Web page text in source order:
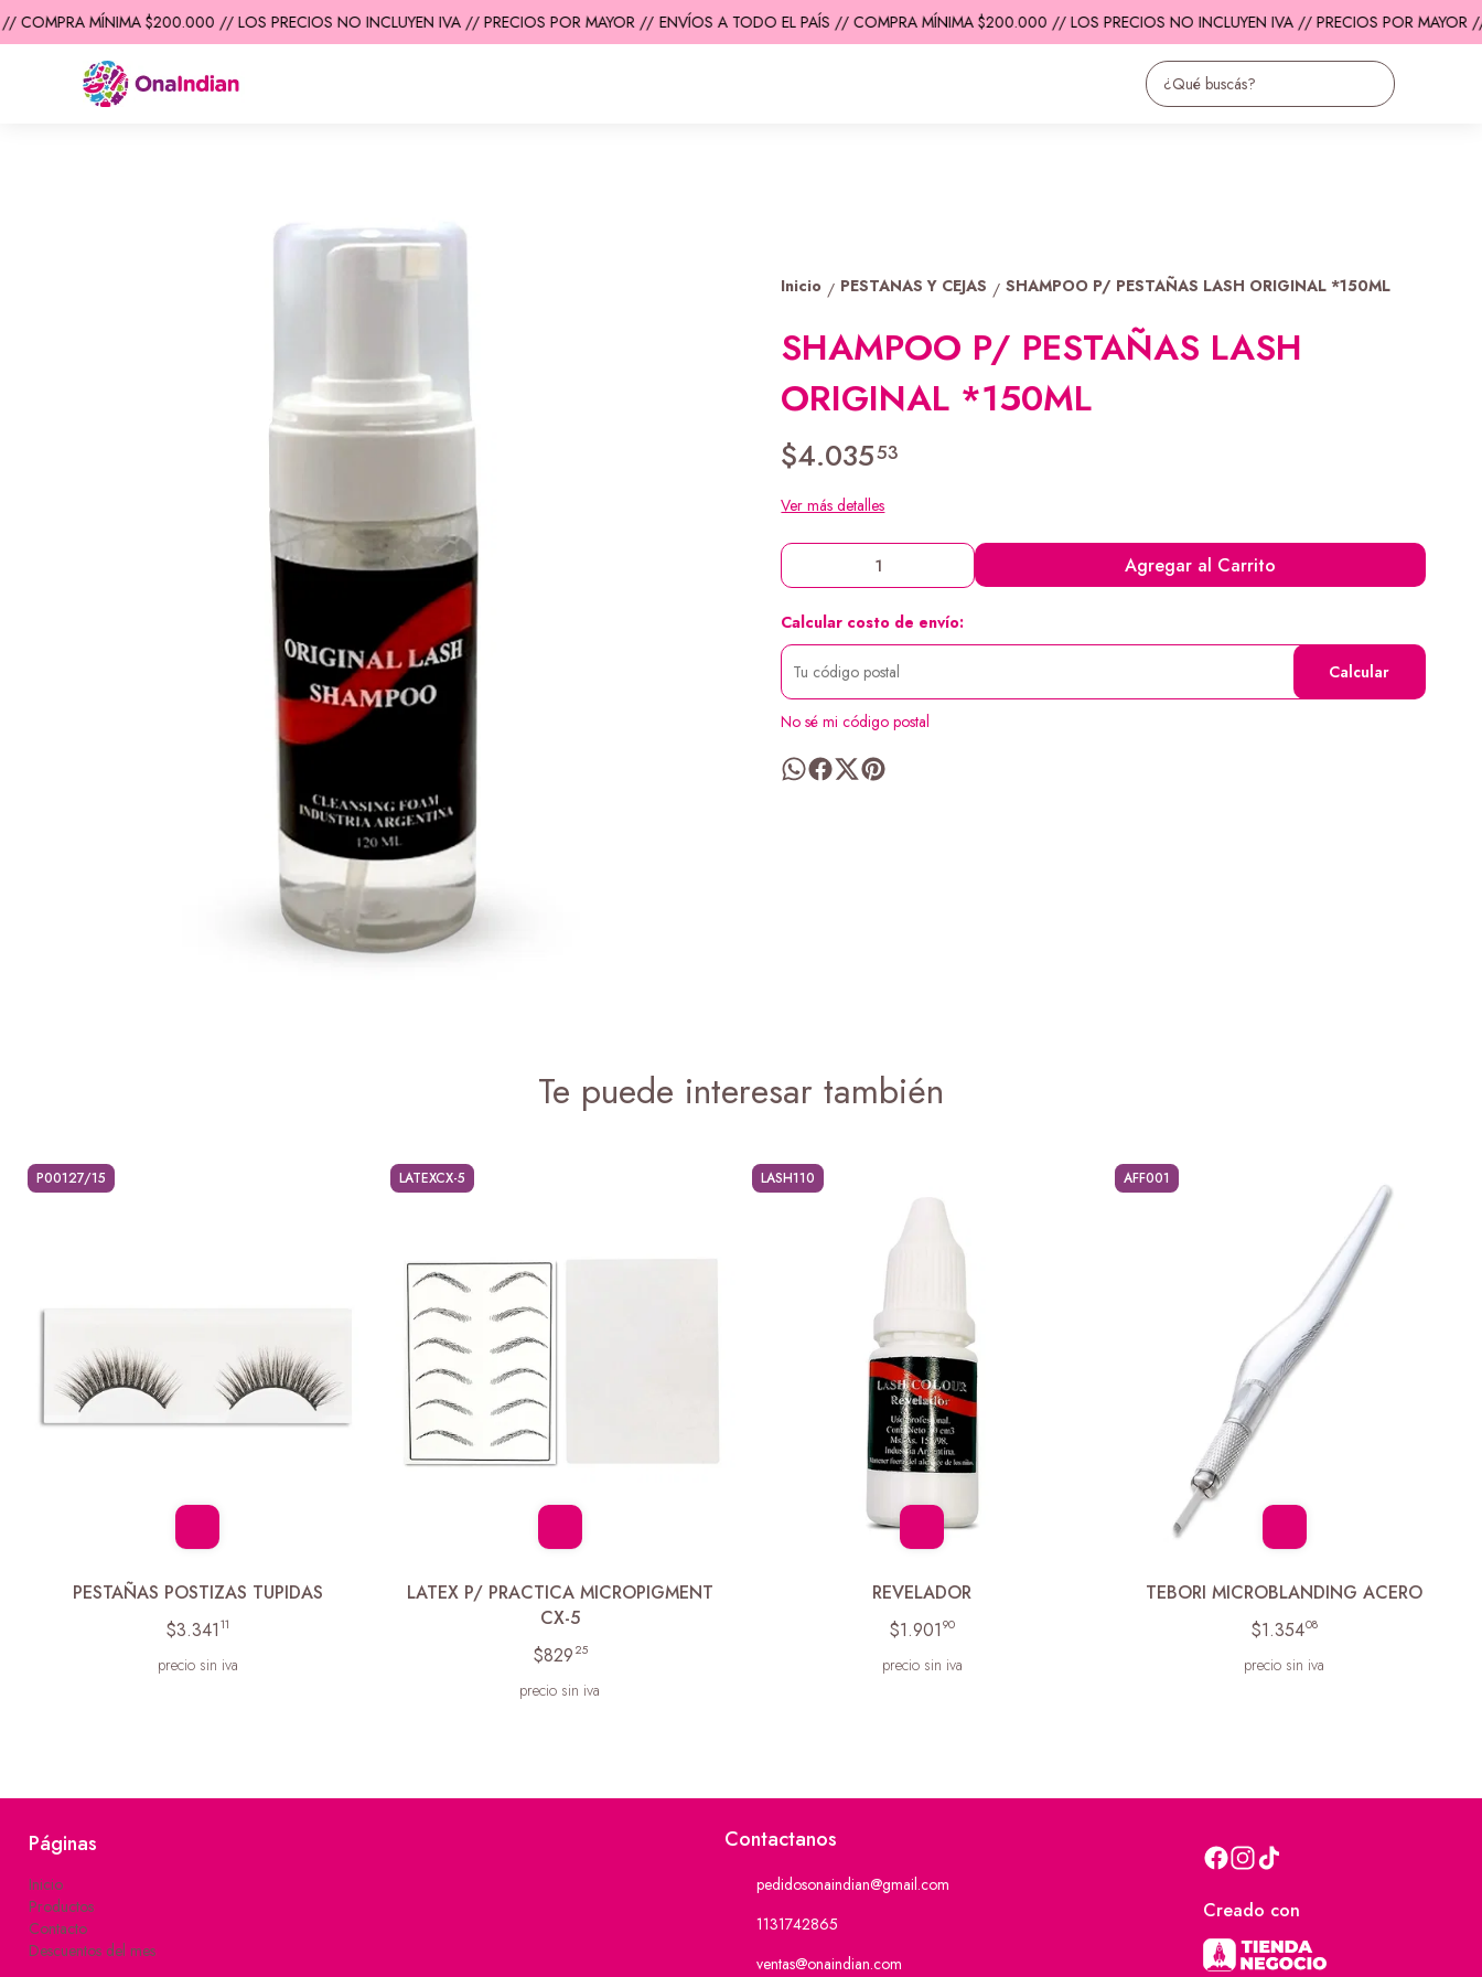
MÍNIMA $200.000 // LOS PRECIOS NO INCLUYEN IVA // PRECIOS POR MAYOR // ENVÍOS A TODO EL PAÍS // COMPRA MÍNIMA $200.000 // LOS PRECIOS NO INCLUYEN IVA // PRECIOS POR MAYOR //
Inicio / PESTANAS Y CEJAS / SHAMPOO P/ PESTAÑAS LASH ORIGINAL *150ML
SHAMPOO P/ PESTAÑAS LASH
ORIGINAL *150ML
$4.03553
Ver más detalles
Agregar al Carrito
Calcular costo de envío:
Calcular
No sé mi código postal
Te puede interesar también
P00127/15
PESTAÑAS POSTIZAS TUPIDAS
$3.341 11
precio sin iva
LATEXCX-5
LATEX P/ PRACTICA MICROPIGMENT
CX-5
$829 25
precio sin iva
LASH110
REVELADOR
$1.901 90
precio sin iva
AFF001
TEBORI MICROBLANDING ACERO
$1.35408
precio sin iva
Páginas
Inicio
Productos
Contacto
Descuentos del mes
Contactanos
pedidosonaindian@gmail.com
1131742865
ventas@onaindian.com
Creado con